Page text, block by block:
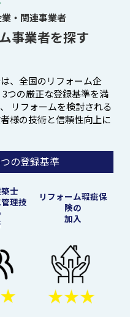
・関連事業者
事業者を探す
、全国のリフォーム企
3つの厳正な登録基準を満
リフォームを検討される
様の技術と信頼性向上に
つの登録基準
士
理技
リフォーム瑕疵保
険の
加入